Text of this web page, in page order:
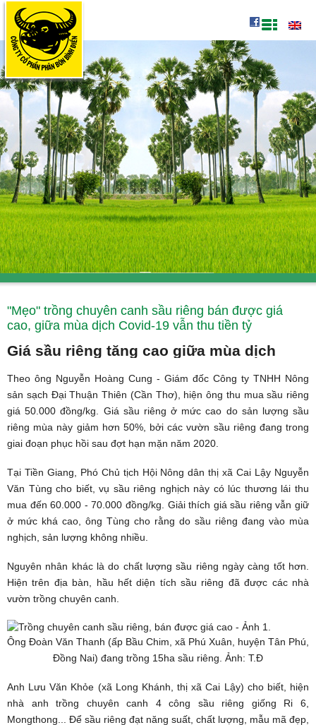
"Mẹo" trồng chuyên canh sầu riêng bán được giá
cao, giữa mùa dịch Covid-19 vẫn thu tiền tỷ
Giá sầu riêng tăng cao giữa mùa dịch
Theo ông Nguyễn Hoàng Cung - Giám đốc Công ty TNHH Nông
sản sạch Đại Thuận Thiên (Cần Thơ), hiện ông thu mua sầu riêng
giá 50.000 đồng/kg. Giá sầu riêng ở mức cao do sản lượng sầu
riêng mùa này giảm hơn 50%, bởi các vườn sầu riêng đang trong
giai đoạn phục hồi sau đợt hạn mặn năm 2020.
Tại Tiền Giang, Phó Chủ tịch Hội Nông dân thị xã Cai Lậy Nguyễn
Văn Tùng cho biết, vụ sầu riêng nghịch này có lúc thương lái thu
mua đến 60.000 - 70.000 đồng/kg. Giải thích giá sầu riêng vẫn giữ
ở mức khá cao, ông Tùng cho rằng do sầu riêng đang vào mùa
nghịch, sản lượng không nhiều.
Nguyên nhân khác là do chất lượng sầu riêng ngày càng tốt hơn.
Hiện trên địa bàn, hầu hết diện tích sầu riêng đã được các nhà
vườn trồng chuyên canh.
Ông Đoàn Văn Thanh (ấp Bầu Chim, xã Phú Xuân, huyện Tân Phú,
Đồng Nai) đang trồng 15ha sầu riêng. Ảnh: T.Đ
Anh Lưu Văn Khỏe (xã Long Khánh, thị xã Cai Lậy) cho biết, hiện
nhà anh trồng chuyên canh 4 công sầu riêng giống Ri 6,
Mongthong... Để sầu riêng đạt năng suất, chất lượng, mẫu mã đẹp,